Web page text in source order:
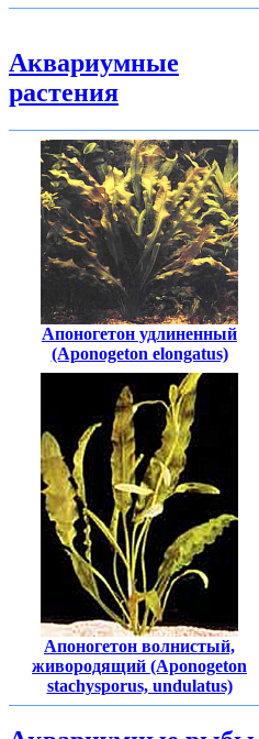
Аквариумные
растения
Апоногетон удлиненный
(Aponogeton elongatus)
Апоногетон волнистый,
живородящий (Aponogeton
stachysporus, undulatus)